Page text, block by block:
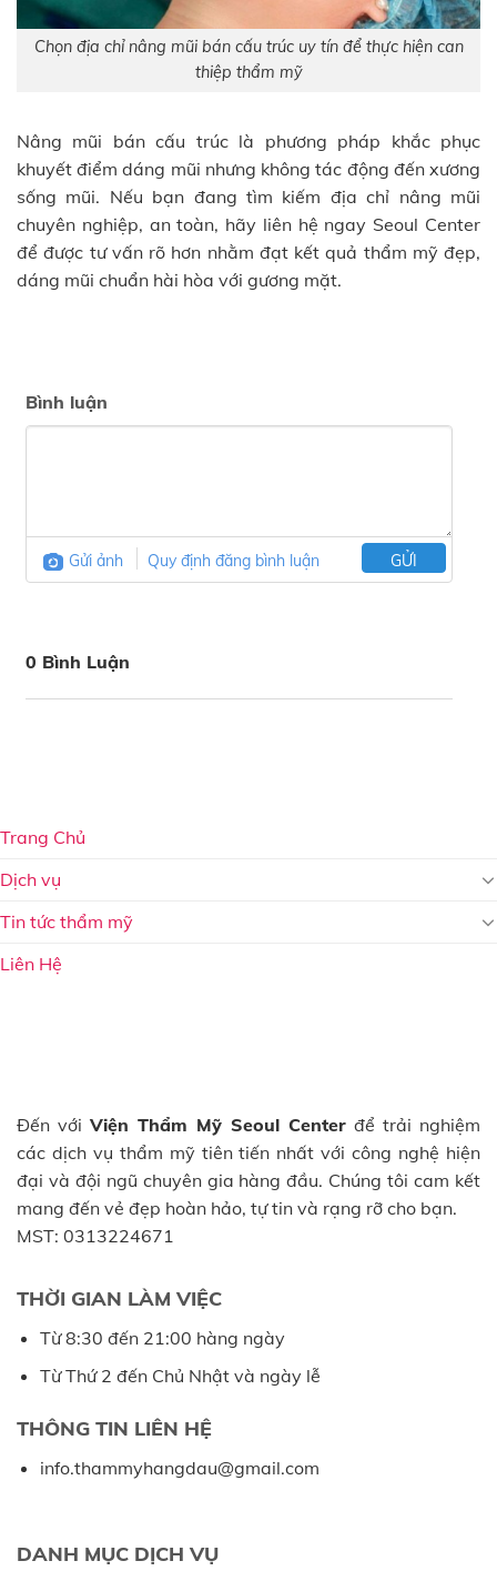
Chọn địa chỉ nâng mũi bán cấu trúc uy tín để thực hiện can
thiệp thẩm mỹ
Nâng mũi bán cấu trúc là phương pháp khắc phục
khuyết điểm dáng mũi nhưng không tác động đến xương
sống mũi. Nếu bạn đang tìm kiếm địa chỉ nâng mũi
chuyên nghiệp, an toàn, hãy liên hệ ngay Seoul Center
để được tư vấn rõ hơn nhằm đạt kết quả thẩm mỹ đẹp,
dáng mũi chuẩn hài hòa với gương mặt.
Bình luận
Gửi ảnh Quy định đăng bình luận GỬI
0 Bình Luận
Trang Chủ
Dịch vụ
Tin tức thẩm mỹ
Liên Hệ
Đến với Viện Thẩm Mỹ Seoul Center để trải nghiệm
các dịch vụ thẩm mỹ tiên tiến nhất với công nghệ hiện
đại và đội ngũ chuyên gia hàng đầu. Chúng tôi cam kết
mang đến vẻ đẹp hoàn hảo, tự tin và rạng rỡ cho bạn.
MST: 0313224671
THỜI GIAN LÀM VIỆC
Từ 8:30 đến 21:00 hàng ngày
Từ Thứ 2 đến Chủ Nhật và ngày lễ
THÔNG TIN LIÊN HỆ
info.thammyhangdau@gmail.com
DANH MỤC DỊCH VỤ